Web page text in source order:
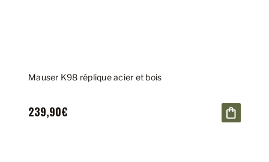
Mauser K98 réplique acier et bois
239,90€